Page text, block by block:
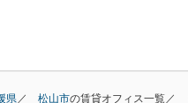
県 松山市の賃貸オフィス一覧